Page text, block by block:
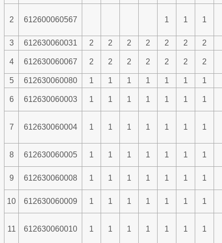
2 612600060567 1 1 1
3 612630060031 2 2 2 2 2 2 2
4 612630060067 2 2 2 2 2 2 2
5 612630060080 1 1 1 1 1 1 1
6 612630060003 1 1 1 1 1 1 1
7 612630060004 1 1 1 1 1 1 1
8 612630060005 1 1 1 1 1 1 1
9 612630060008 1 1 1 1 1 1 1
10 612630060009 1 1 1 1 1 1 1
11 612630060010 1 1 1 1 1 1 1